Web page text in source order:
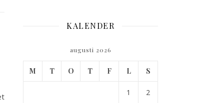
KALENDER
augusti 2026
M T O T F L S
1 2